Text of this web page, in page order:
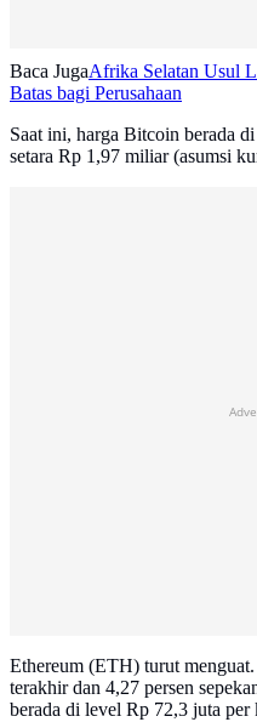
Baca JugaAfrika Selatan Usul
Batas bagi Perusahaan
Saat ini, harga Bitcoin berada
setara Rp 1,97 miliar (asumsi
Ethereum (ETH) turut
terakhir dan 4,27 persen
berada di level Rp 72,3 juta per